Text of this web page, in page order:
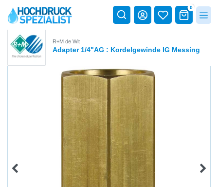
0
R+M de Wit
Adapter 1/4"AG : Kordelgewinde IG Messing